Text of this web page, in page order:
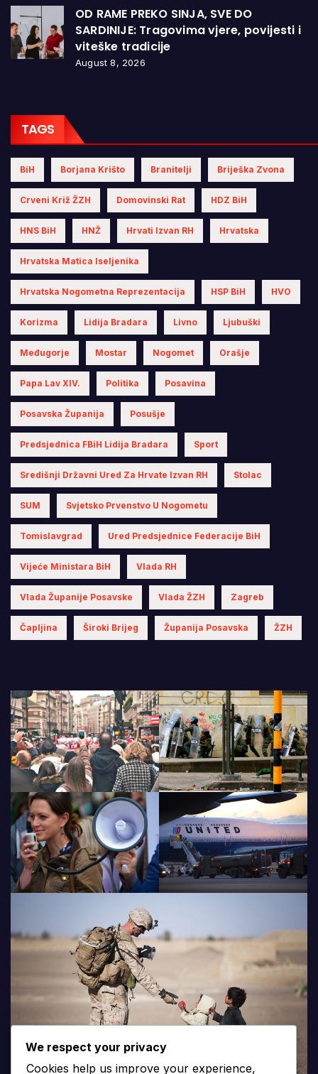
OD RAME PREKO SINJA, SVE DO
SARDINIJE: Tragovima vjere, povijesti i
viteške tradicije
August 8, 2026
TAGS
BiH Borjana Krišto Branitelji Briješka Zvona
Crveni Križ ŽZH Domovinski Rat HDZ BiH
HNS BiH HNŽ Hrvati Izvan RH Hrvatska
Hrvatska Matica Iseljenika
Hrvatska Nogometna Reprezentacija HSP BiH HVO
Korizma Lidija Bradara Livno Ljubuški
Međugorje Mostar Nogomet Orašje
Papa Lav XIV. Politika Posavina
Posavska Županija Posušje
Predsjednica FBiH Lidija Bradara Sport
Središnji Državni Ured Za Hrvate Izvan RH Stolac
SUM Svjetsko Prvenstvo U Nogometu
Tomislavgrad Ured Predsjednice Federacije BiH
Vijeće Ministara BiH Vlada RH
Vlada Županije Posavske Vlada ŽZH Zagreb
Čapljina Široki Brijeg Županija Posavska ŽZH
We respect your privacy
Cookies help us improve your experience,